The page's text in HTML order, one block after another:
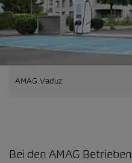
AMAG Vaduz
Bei den AMAG Betrieben